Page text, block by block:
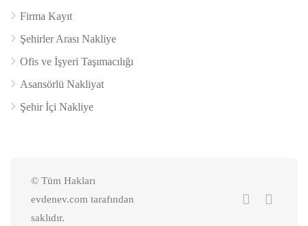
Firma Kayıt
Şehirler Arası Nakliye
Ofis ve İşyeri Taşımacılığı
Asansörlü Nakliyat
Şehir İçi Nakliye
© Tüm Hakları
evdenev.com tarafından
saklıdır.